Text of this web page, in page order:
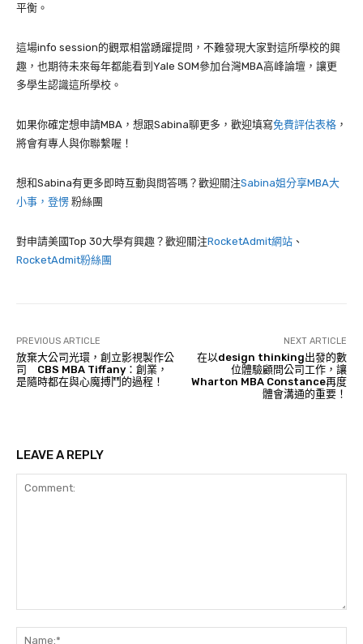
平衡。
這場info session的觀眾相當踴躍提問，不難發現大家對這所學校的興
趣，也期待未來每年都能看到Yale SOM參加台灣MBA高峰論壇，讓更
多學生認識這所學校。
如果你確定想申請MBA，想跟Sabina聊更多，歡迎填寫免費評估表格 ，
將會有專人與你聯繫喔！
想和Sabina有更多即時互動與問答嗎？歡迎關注Sabina姐分享MBA大
小事，登愣 粉絲團
對申請美國Top 30大學有興趣？歡迎關注RocketAdmit網站 、
RocketAdmit粉絲團
PREVIOUS ARTICLE
放棄大公司光環，創立影視製作公
司 CBS MBA Tiffany：創業，
是隨時都在與心魔搏鬥的過程！
NEXT ARTICLE
在以design thinking出發的數
位體驗顧問公司工作，讓
Wharton MBA Constance再度
體會溝通的重要！
LEAVE A REPLY